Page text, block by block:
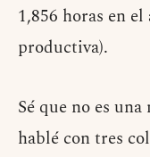
1,856 horas en
productiva).
Sé que no es
hablé con tres